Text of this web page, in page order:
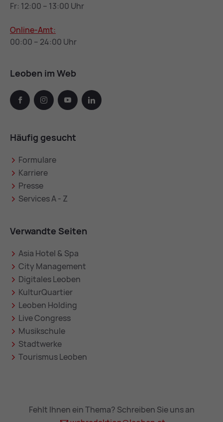
Fr: 12:00 – 13:00 Uhr
Online-Amt:
00:00 – 24:00 Uhr
Leoben im Web
facebook instagramyoutube linkedin
Häufig gesucht
Formulare
Karriere
Presse
Services A - Z
Verwandte Seiten
Asia Hotel & Spa
City Management
Digitales Leoben
KulturQuartier
Leoben Holding
Live Congress
Musikschule
Stadtwerke
Tourismus Leoben
Fehlt Ihnen ein Thema? Schreiben Sie uns an